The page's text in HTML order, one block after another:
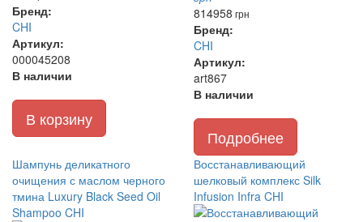
Бренд:
CHI
Артикул:
000045208
В наличии
В корзину
814958 грн
Бренд:
CHI
Артикул:
art867
В наличии
Подробнее
Шампунь деликатного
очищения с маслом черного
тмина Luxury Black Seed Oil
Shampoo CHI
Восстанавливающий
шелковый комплекс Silk
Infusion Infra CHI